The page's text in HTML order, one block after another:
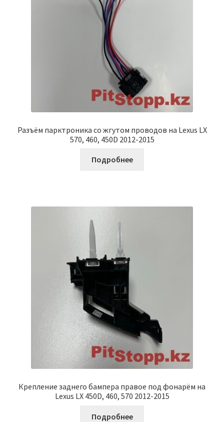
Разъём парктроника со жгутом проводов на Lexus LX
570, 460, 450D 2012-2015
Подробнее
Крепление заднего бампера правое под фонарём на
Lexus LX 450D, 460, 570 2012-2015
Подробнее